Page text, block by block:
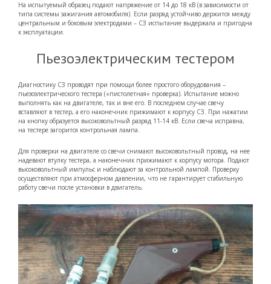
На испытуемый образец подают напряжение от 14 до 18 кВ (в зависимости от
типа системы зажигания автомобиля). Если разряд устойчиво держится между
центральным и боковым электродами – СЗ испытание выдержала и пригодна
к эксплуатации.
Пьезоэлектрическим тестером
Диагностику СЗ проводят при помощи более простого оборудования –
пьезоэлектрического тестера («пистолетная» проверка). Испытание можно
выполнять как на двигателе, так и вне его. В последнем случае свечу
вставляют в тестер, а его наконечник прижимают к корпусу СЗ. При нажатии
на кнопку образуется высоковольтный разряд 11-14 кВ. Если свеча исправна,
на тестере загорится контрольная лампа.
Для проверки на двигателе со свечи снимают высоковольтный провод, на нее
надевают втулку тестера, а наконечник прижимают к корпусу мотора. Подают
высоковольтный импульс и наблюдают за контрольной лампой. Проверку
осуществляют при атмосферном давлении, что не гарантирует стабильную
работу свечи после установки в двигатель.